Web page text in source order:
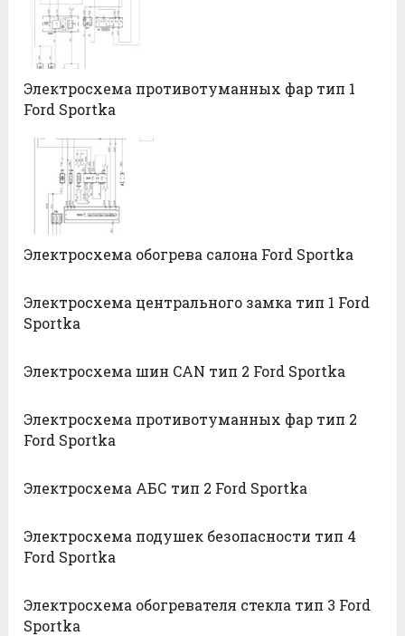
Электросхема противотуманных фар тип 1
Ford Sportka
Электросхема обогрева салона Ford Sportka
Электросхема центрального замка тип 1 Ford
Sportka
Электросхема шин CAN тип 2 Ford Sportka
Электросхема противотуманных фар тип 2
Ford Sportka
Электросхема АБС тип 2 Ford Sportka
Электросхема подушек безопасности тип 4
Ford Sportka
Электросхема обогревателя стекла тип 3 Ford
Sportka